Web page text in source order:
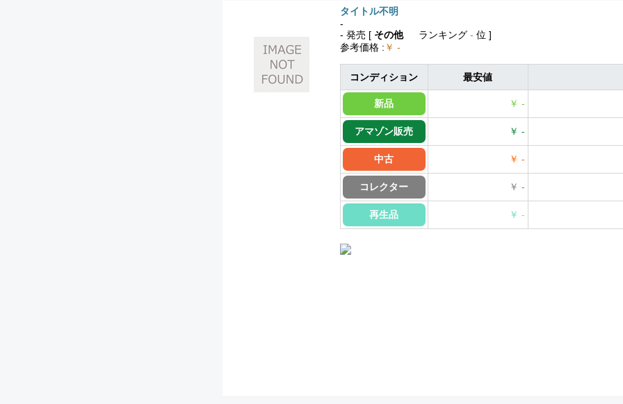
タイトル不明
-
- 発売 [ その他 ランキング - 位 ]
参考価格 : ￥ -
コンディション 最安値
新品 ￥ -
アマゾン販売 ￥ -
中古 ￥ -
コレクター ￥ -
再生品 ￥ -